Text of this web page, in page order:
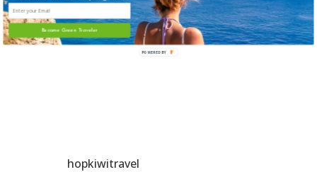
Instagram
hopkiwitravel
Become Green Traveler
POWERED BY